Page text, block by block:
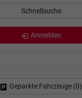
Schnellsuche
Anmelden
Geparkte Fahrzeuge (0)